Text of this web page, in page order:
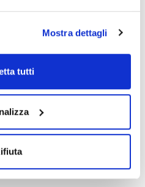
Mostra dettagli
tutti
tin(II) salt dihydrate, Stannous
substance)